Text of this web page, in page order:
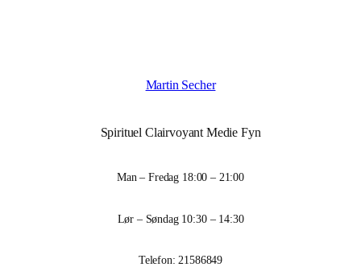
Martin Secher
Spirituel Clairvoyant Medie Fyn
Man – Fredag 18:00 – 21:00
Lør – Søndag 10:30 – 14:30
Telefon: 21586849